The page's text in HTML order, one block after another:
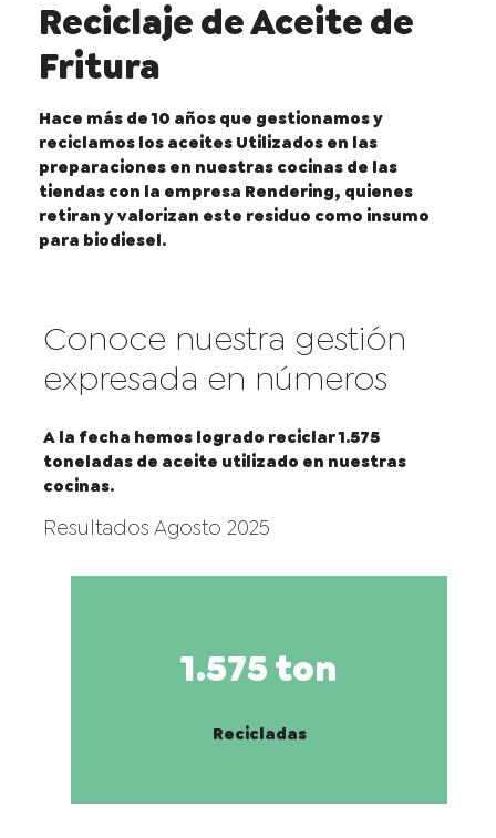
Reciclaje de Aceite de
Fritura
Hace más de 10 años que gestionamos y
reciclamos los aceites Utilizados en las
preparaciones en nuestras cocinas de las
tiendas con la empresa Rendering, quienes
retiran y valorizan este residuo como insumo
para biodiesel.
Conoce nuestra gestión
expresada en números
A la fecha hemos logrado reciclar1.575
toneladas de aceite utilizado en nuestras
cocinas.
Resultados Agosto 2025
1.575 ton
Recicladas